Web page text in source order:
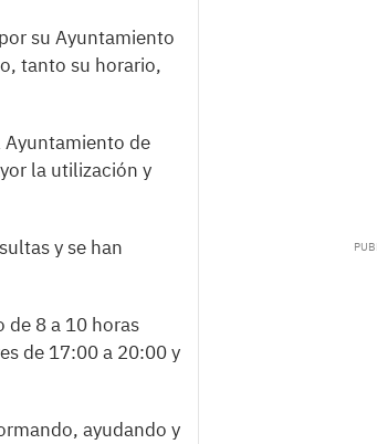
su Ayuntamiento
tanto su horario,
Ayuntamiento de
la utilización y
y se han
de 8 a 10 horas
de 17:00 a 20:00 y
ayudando y